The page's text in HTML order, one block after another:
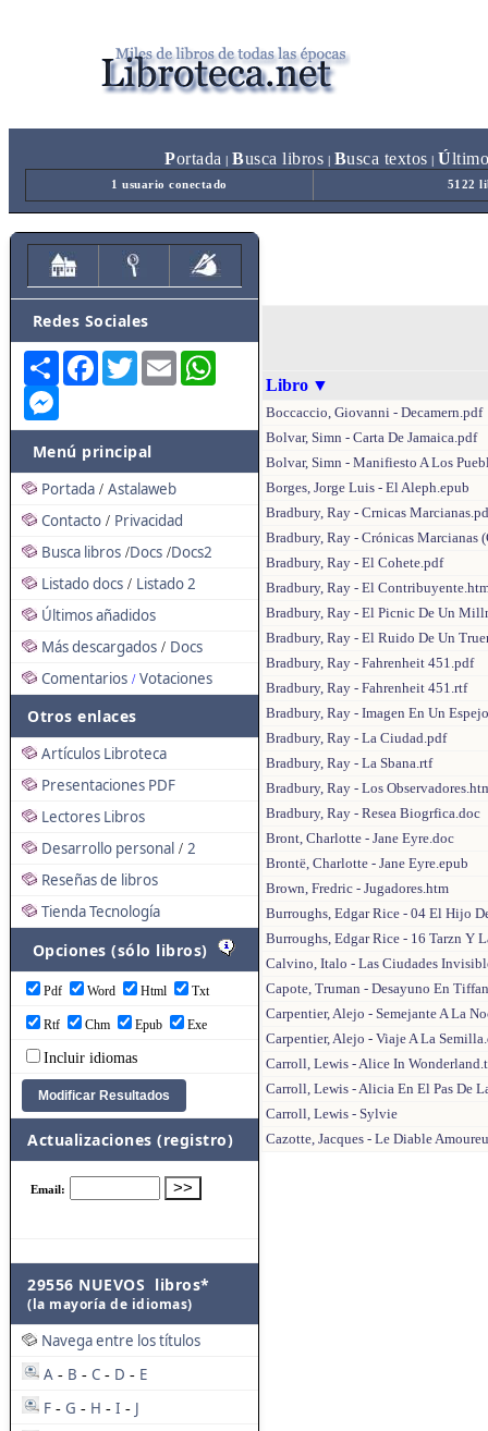
Portada Busca libros Busca textos Ú
1 usuario conectado 5122
Redes Sociales
Share FacebookTwitterEmail
Menú principal
Portada / Astalaweb
Contacto / Privacidad
Busca libros /Docs /Docs2
Listado docs / Listado 2
Últimos añadidos
Más descargados / Docs
Comentarios / Votaciones
Otros enlaces
Artículos Libroteca
Presentaciones PDF
Lectores Libros
Desarrollo personal / 2
Reseñas de libros
Tienda Tecnología
Opciones (sólo libros)
Pdf Word Html Txt
Rtf Chm Epub Exe
Incluir idiomas
Actualizaciones (registro)
29556 NUEVOS libros*
(la mayoría de idiomas)
Navega entre los títulos
A - B - C - D - E
F - G - H - I - J
Libro ▼
Boccaccio, Giovanni - Decamern.pdf
Bolvar, Simn - Carta De Jamaica.pdf
Bolvar, Simn - Manifiesto A Los
Borges, Jorge Luis - El Aleph.epub
Bradbury, Ray - Crnicas
Bradbury, Ray - Crónicas Marcianas
Bradbury, Ray - El Cohete.pdf
Bradbury, Ray - El
Bradbury, Ray - El Picnic De Un
Bradbury, Ray - El Ruido De Un
Bradbury, Ray - Fahrenheit 451.pdf
Bradbury, Ray - Fahrenheit 451.rtf
Bradbury, Ray - Imagen En Un
Bradbury, Ray - La Ciudad.pdf
Bradbury, Ray - La Sbana.rtf
Bradbury, Ray - Los
Bradbury, Ray - Resea Biogrfica.doc
Bront, Charlotte - Jane Eyre.doc
Brontë, Charlotte - Jane Eyre.epub
Brown, Fredric - Jugadores.htm
Burroughs, Edgar Rice - 04 El Hijo
Burroughs, Edgar Rice - 16 Tarzn Y
Calvino, Italo - Las Ciudades
Capote, Truman - Desayuno En
Carpentier, Alejo - Semejante A La
Carpentier, Alejo - Viaje A La
Carroll, Lewis - Alice In
Carroll, Lewis - Alicia En El Pas De
Carroll, Lewis - Sylvie
Cazotte, Jacques - Le Diable